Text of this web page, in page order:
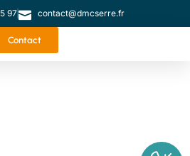
97 contact@dmcserre.fr
Contact